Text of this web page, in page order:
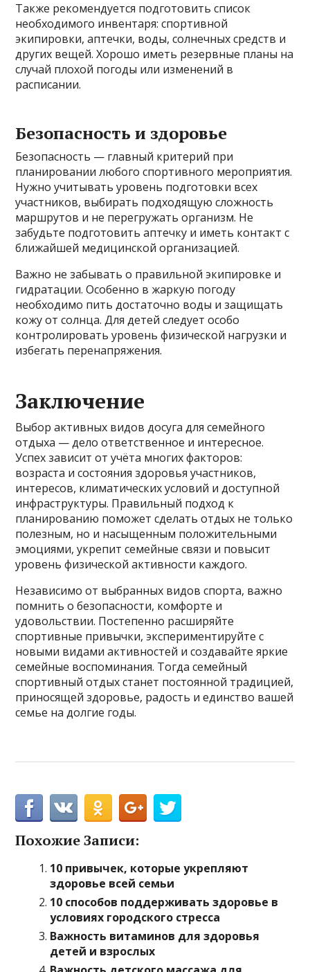
Также рекомендуется подготовить список
необходимого инвентаря: спортивной
экипировки, аптечки, воды, солнечных средств и
других вещей. Хорошо иметь резервные планы на
случай плохой погоды или изменений в
расписании.
Безопасность и здоровье
Безопасность — главный критерий при
планировании любого спортивного мероприятия.
Нужно учитывать уровень подготовки всех
участников, выбирать подходящую сложность
маршрутов и не перегружать организм. Не
забудьте подготовить аптечку и иметь контакт с
ближайшей медицинской организацией.
Важно не забывать о правильной экипировке и
гидратации. Особенно в жаркую погоду
необходимо пить достаточно воды и защищать
кожу от солнца. Для детей следует особо
контролировать уровень физической нагрузки и
избегать перенапряжения.
Заключение
Выбор активных видов досуга для семейного
отдыха — дело ответственное и интересное.
Успех зависит от учёта многих факторов:
возраста и состояния здоровья участников,
интересов, климатических условий и доступной
инфраструктуры. Правильный подход к
планированию поможет сделать отдых не только
полезным, но и насыщенным положительными
эмоциями, укрепит семейные связи и повысит
уровень физической активности каждого.
Независимо от выбранных видов спорта, важно
помнить о безопасности, комфорте и
удовольствии. Постепенно расширяйте
спортивные привычки, экспериментируйте с
новыми видами активностей и создавайте яркие
семейные воспоминания. Тогда семейный
спортивный отдых станет постоянной традицией,
приносящей здоровье, радость и единство вашей
семье на долгие годы.
Похожие Записи:
10 привычек, которые укрепляют
здоровье всей семьи
10 способов поддерживать здоровье в
условиях городского стресса
Важность витаминов для здоровья
детей и взрослых